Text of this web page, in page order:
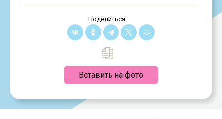
Поделиться:
Вставить на фото